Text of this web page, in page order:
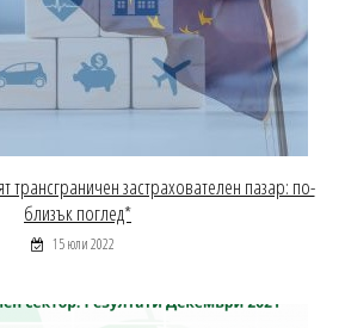
трансграничен застрахователен пазар: по-
близък поглед*
15 юли 2022